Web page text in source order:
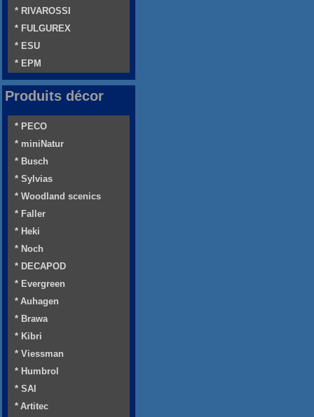
* RIVAROSSI
* FULGUREX
* ESU
* EPM
Produits décor
* PECO
* miniNatur
* Busch
* Sylvias
* Woodland scenics
* Faller
* Heki
* Noch
* DECAPOD
* Evergreen
* Auhagen
* Brawa
* Kibri
* Viessman
* Humbrol
* SAI
* Artitec